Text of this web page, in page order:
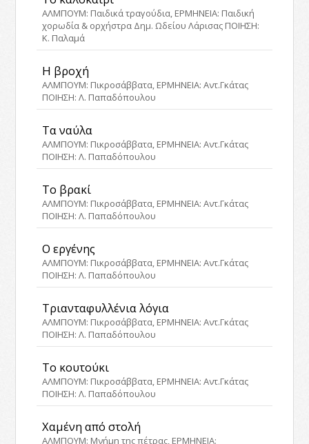
ΑΛΜΠΟΥΜ: Παιδικά τραγούδια, ΕΡΜΗΝΕΙΑ: Παιδική
χορωδία & ορχήστρα Δημ. Ωδείου Λάρισας ΠΟΙΗΣΗ:
Κ. Παλαμά
Η βροχή
ΑΛΜΠΟΥΜ: Πικροσάββατα, ΕΡΜΗΝΕΙΑ: Αντ.Γκάτας
ΠΟΙΗΣΗ: Λ. Παπαδόπουλου
Τα ναύλα
ΑΛΜΠΟΥΜ: Πικροσάββατα, ΕΡΜΗΝΕΙΑ: Αντ.Γκάτας
ΠΟΙΗΣΗ: Λ. Παπαδόπουλου
Το βρακί
ΑΛΜΠΟΥΜ: Πικροσάββατα, ΕΡΜΗΝΕΙΑ: Αντ.Γκάτας
ΠΟΙΗΣΗ: Λ. Παπαδόπουλου
Ο εργένης
ΑΛΜΠΟΥΜ: Πικροσάββατα, ΕΡΜΗΝΕΙΑ: Αντ.Γκάτας
ΠΟΙΗΣΗ: Λ. Παπαδόπουλου
Τριανταφυλλένια λόγια
ΑΛΜΠΟΥΜ: Πικροσάββατα, ΕΡΜΗΝΕΙΑ: Αντ.Γκάτας
ΠΟΙΗΣΗ: Λ. Παπαδόπουλου
Το κουτούκι
ΑΛΜΠΟΥΜ: Πικροσάββατα, ΕΡΜΗΝΕΙΑ: Αντ.Γκάτας
ΠΟΙΗΣΗ: Λ. Παπαδόπουλου
Χαμένη από στολή
ΑΛΜΠΟΥΜ: Μνήμη της πέτρας, ΕΡΜΗΝΕΙΑ: